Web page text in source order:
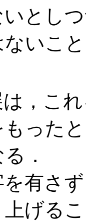
とし
いこ
，こ
もった
．
有さ
げる